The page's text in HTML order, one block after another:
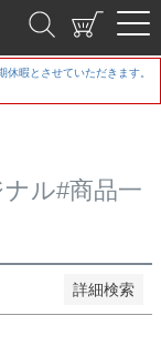
休暇とさせていただきます。
ル#商品一
詳細検索